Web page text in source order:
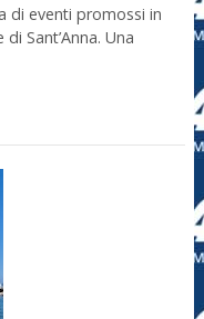
di eventi promossi in
Sant’Anna. Una